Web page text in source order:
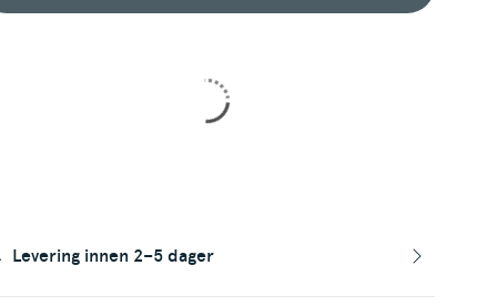
Levering innen 2–5 dager